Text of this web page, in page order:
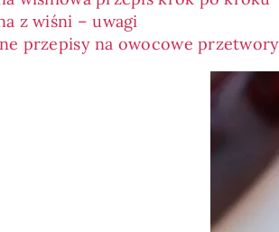
z wiśni – uwagi
przepisy na owocowe przetwory